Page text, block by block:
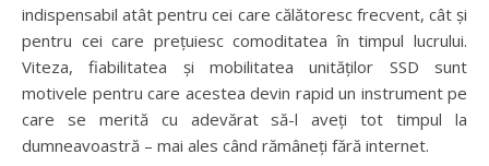
indispensabil atât pentru cei care călătoresc frecvent, cât și
pentru cei care prețuiesc comoditatea în timpul lucrului.
Viteza, fiabilitatea și mobilitatea unităților SSD sunt
motivele pentru care acestea devin rapid un instrument pe
care se merită cu adevărat să-l aveți tot timpul la
dumneavoastră – mai ales când rămâneți fără internet.